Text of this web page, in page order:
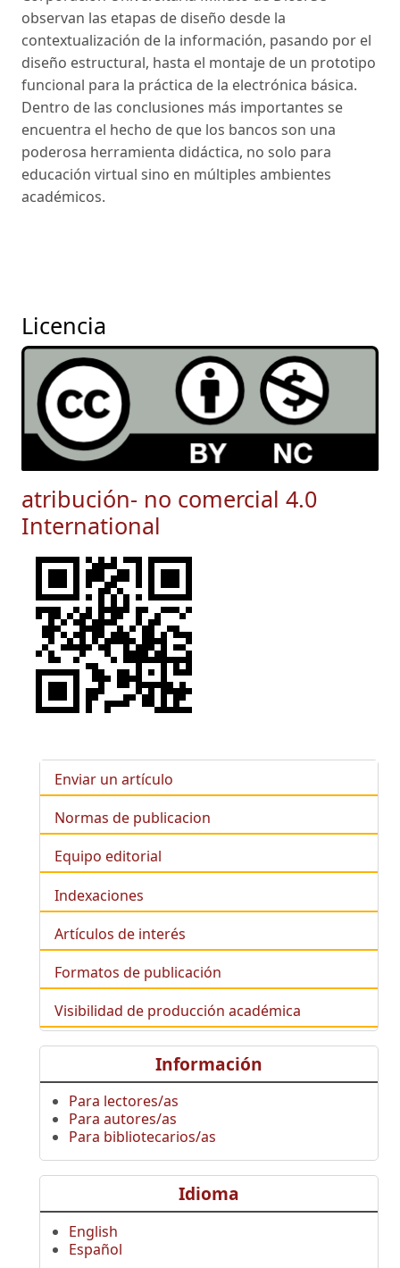
observan las etapas de diseño desde la
contextualización de la información, pasando por el
diseño estructural, hasta el montaje de un prototipo
funcional para la práctica de la electrónica básica.
Dentro de las conclusiones más importantes se
encuentra el hecho de que los bancos son una
poderosa herramienta didáctica, no solo para
educación virtual sino en múltiples ambientes
académicos.
Licencia
atribución- no comercial 4.0
International
Enviar un artículo
Normas de publicacion
Equipo editorial
Indexaciones
Artículos de interés
Formatos de publicación
Visibilidad de producción académica
Información
Para lectores/as
Para autores/as
Para bibliotecarios/as
Idioma
English
Español